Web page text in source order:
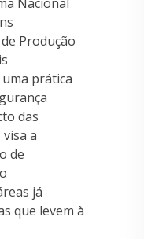
Produção
prática
das
a
de
já
que levem à